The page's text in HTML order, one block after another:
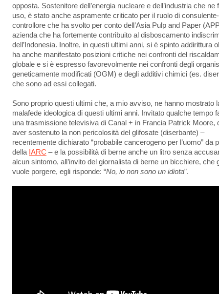
opposta. Sostenitore dell’energia nucleare e dell’industria che ne
uso, è stato anche aspramente criticato per il ruolo di consulente-
controllore che ha svolto per conto dell’Asia Pulp and Paper
azienda che ha fortemente contribuito al disboscamento
dell’Indonesia. Inoltre, in questi ultimi anni, si è spinto addirittura
ha anche manifestato posizioni critiche nei confronti del
globale e si è espresso favorevolmente nei confronti degli
geneticamente modificati (OGM) e degli additivi chimici (es.
che sono ad essi collegati.
Sono proprio questi ultimi che, a mio avviso, ne hanno mostrato
malafede ideologica di questi ultimi anni. Invitato qualche tempo
una trasmissione televisiva di Canal + in Francia Patrick Moore,
aver sostenuto la non pericolosità del glifosate (diserbante) –
recentemente dichiarato “probabile cancerogeno per l’uomo” da
della IARC – e la possibilità di berne anche un litro senza
alcun sintomo, all’invito del giornalista di berne un bicchiere, che
vuole porgere, egli risponde: “No, io non sono un idiota”.